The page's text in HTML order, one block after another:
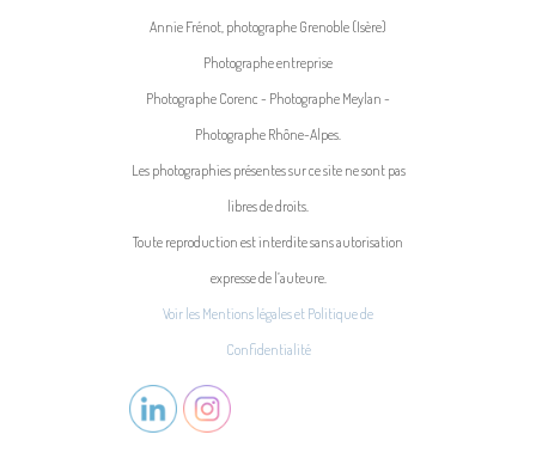
Annie Frénot, photographe Grenoble (Isère)
Photographe entreprise
Photographe Corenc - Photographe Meylan -
Photographe Rhône-Alpes.
Les photographies présentes sur ce site ne sont pas
libres de droits.
Toute reproduction est interdite sans autorisation
expresse de l’auteure.
Voir les Mentions légales et Politique de
Confidentialité